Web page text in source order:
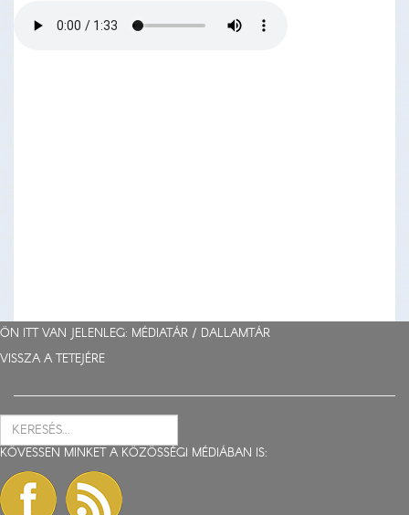
ÖN ITT VAN JELENLEG: MÉDIATÁR / DALLAMTÁR
VISSZA A TETEJÉRE
KÖVESSEN MINKET A KÖZÖSSÉGI MÉDIÁBAN IS: